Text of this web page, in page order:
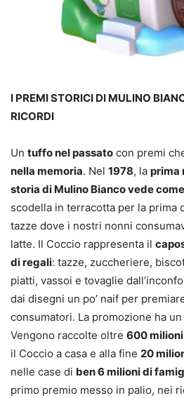
I PREMI STORICI DI MULINO
RICORDI
Un tuffo nel passato con premi
nella memoria. Nel 1978, la prima
storia di Mulino Bianco vede
scodella in terracotta per la prima
tazze dove i nostri nonni
latte. Il Coccio rappresenta il
di regali: tazze, zuccheriere,
piatti, vassoi e tovaglie
dai disegni un po’ naif per
consumatori. La promozione ha
Vengono raccolte oltre 600 milioni
il Coccio a casa e alla fine 20
nelle case di ben 6 milioni di
primo premio messo in palio, nei